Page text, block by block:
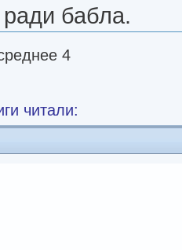
бабла.
4
читали: